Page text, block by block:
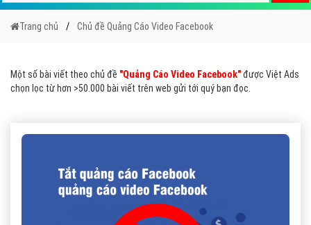
Trang chủ Chủ đề Quảng Cáo Video Facebook
Một số bài viết theo chủ đề "Quảng Cáo Video Facebook"được Việt Ads
chọn lọc từ hơn >50.000 bài viết trên web gửi tới quý bạn đọc.